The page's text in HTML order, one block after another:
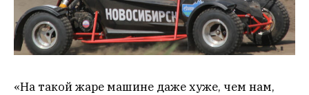
«На такой жаре машине даже хуже, чем нам,